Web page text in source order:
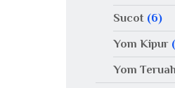
Sucot(6)
Yom Kipur
Yom Teruah